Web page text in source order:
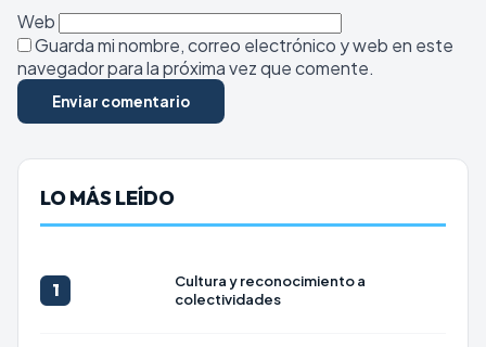
Web
Guarda mi nombre, correo electrónico y web en este
navegador para la próxima vez que comente.
LO MÁS LEÍDO
1
Cultura y reconocimiento a
colectividades